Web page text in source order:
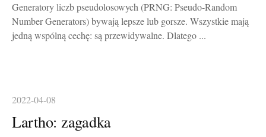
Generatory liczb pseudolosowych (PRNG: Pseudo-Random
Number Generators) bywają lepsze lub gorsze. Wszystkie mają
jedną wspólną cechę: są przewidywalne. Dlatego ...
2022-04-08
Lartho: zagadka